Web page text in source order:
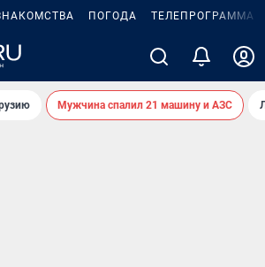
ПОГОДА ТЕЛЕПРОГРАММА
Мужчина спалил 21 машину и АЗС